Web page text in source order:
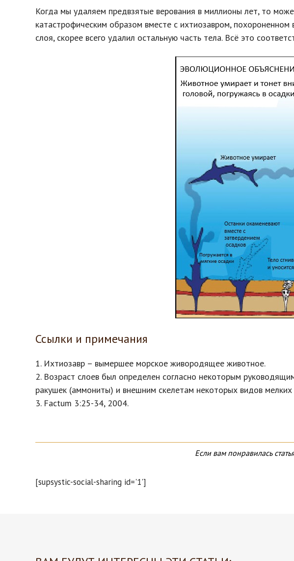
Когда мы удаляем предвзятые верования в миллионы лет, то
катастрофическим образом вместе с ихтиозавром,
слоя, скорее всего удалил остальную часть тела. Всё это
Ссылки и примечания
1. Ихтиозавр – вымершее морское живородящее животное.
2. Возраст слоев был определен согласно некоторым
ракушек (аммониты) и внешним скелетам некоторых видов
3. Factum 3:25-34, 2004.
Если вам понравилась
[supsystic-social-sharing id='1']